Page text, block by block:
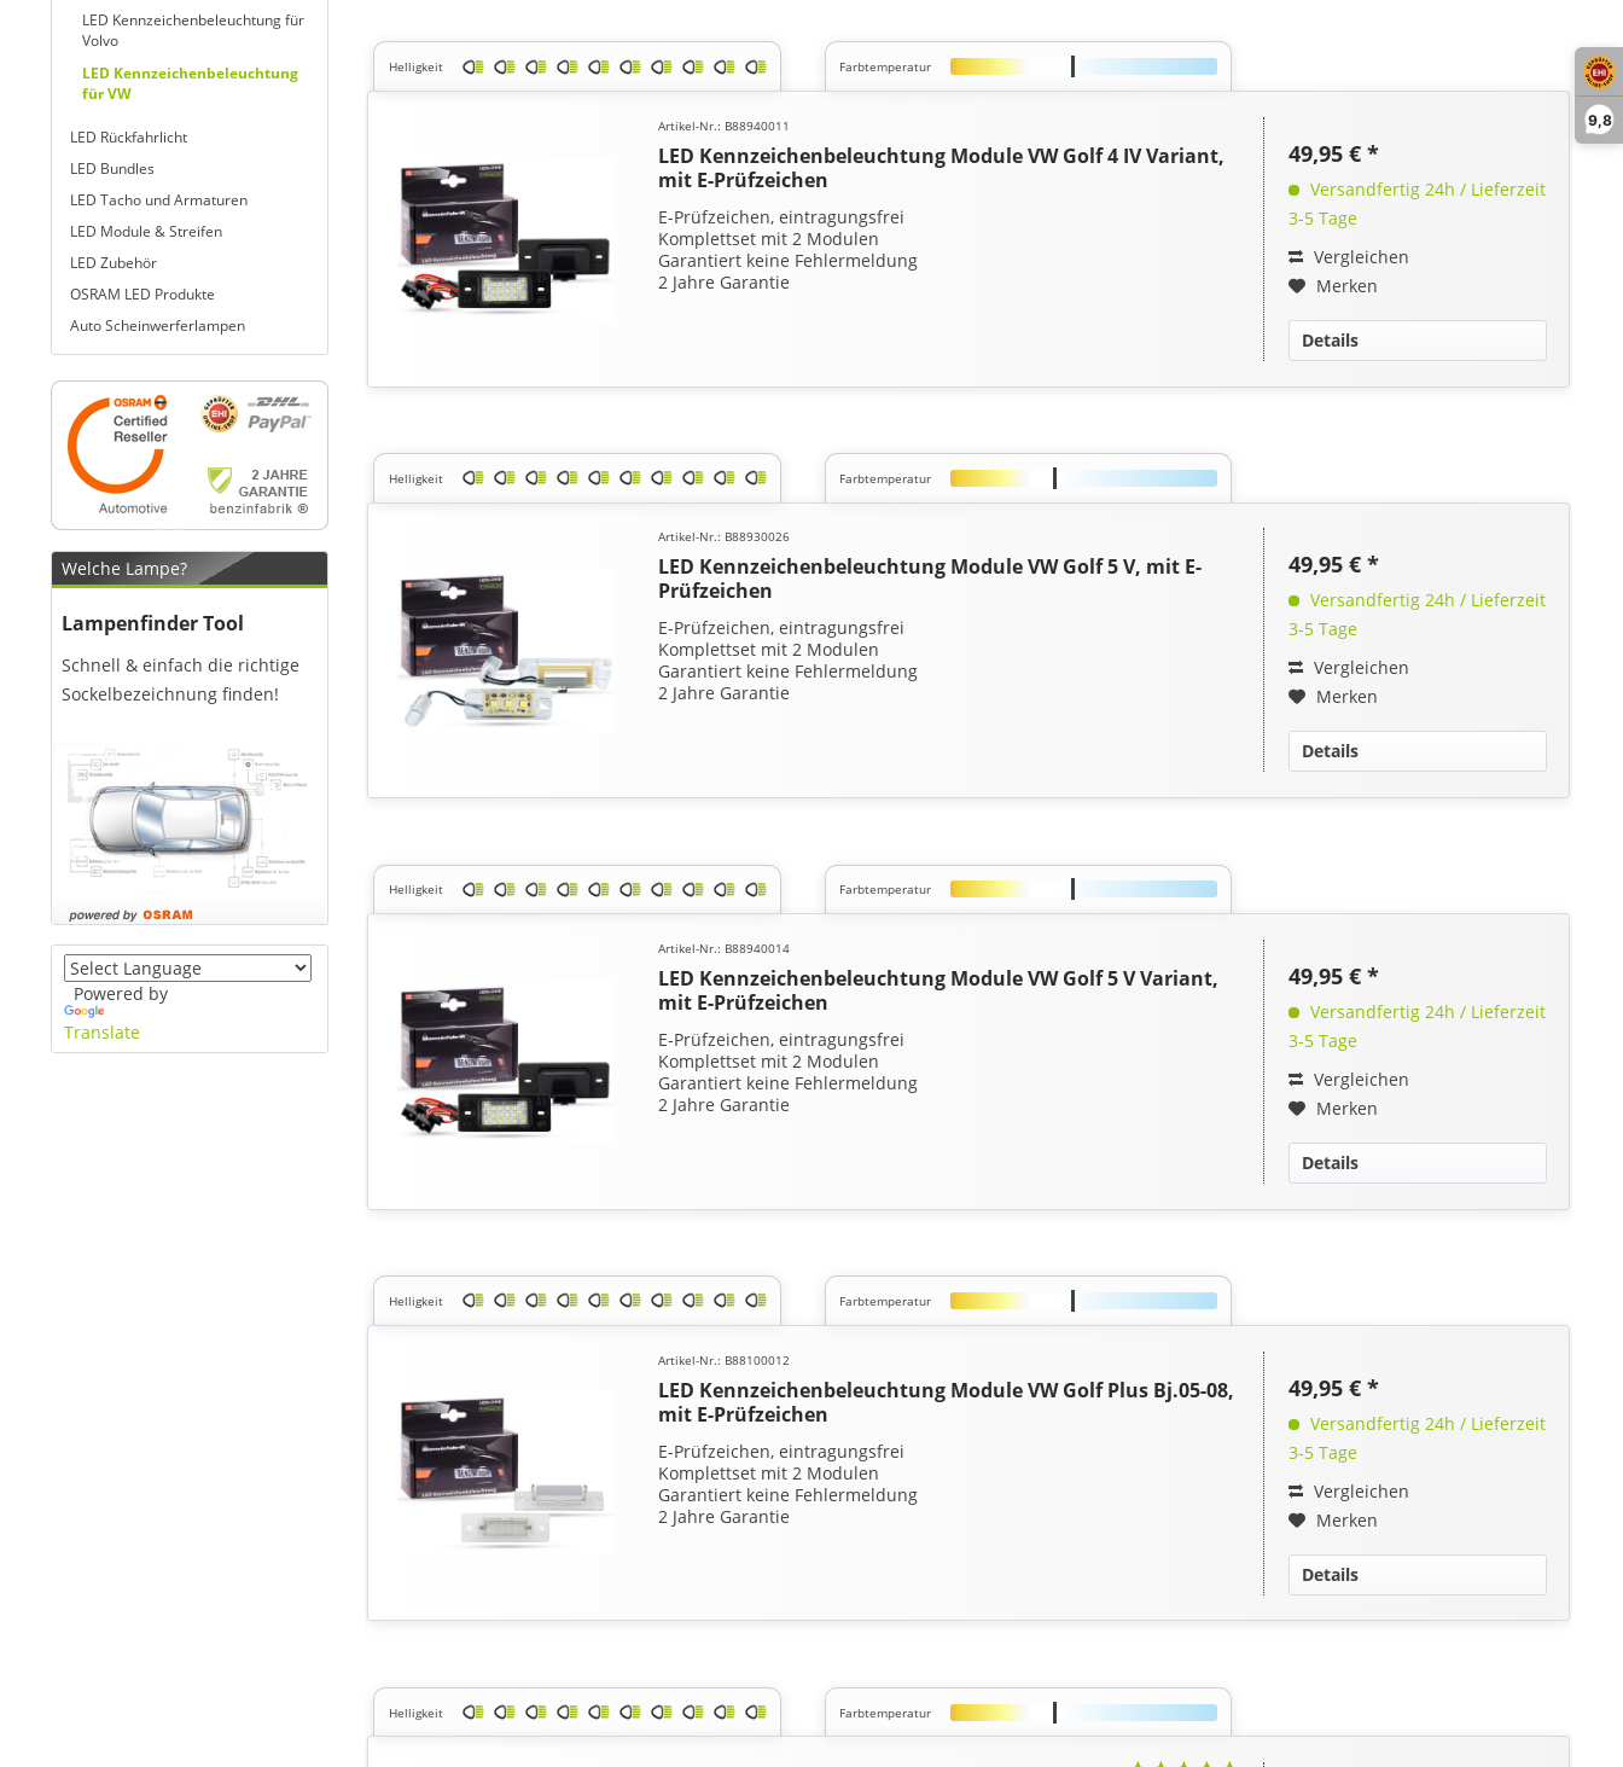
9,8
LED Kennzeichenbeleuchtung für
Volvo
LED Kennzeichenbeleuchtung
für VW
LED Rückfahrlicht
LED Bundles
LED Tacho und Armaturen
LED Module & Streifen
LED Zubehör
OSRAM LED Produkte
Auto Scheinwerferlampen
Welche Lampe?
Lampenfinder Tool
Schnell & einfach die richtige
Sockelbezeichnung finden!
Powered by
Translate
Helligkeit Farbtemperatur
Artikel-Nr.: B88940011
LED Kennzeichenbeleuchtung Module VW Golf 4 IV Variant,
mit E-Prüfzeichen
E-Prüfzeichen, eintragungsfrei
Komplettset mit 2 Modulen
Garantiert keine Fehlermeldung
2 Jahre Garantie
49,95 € *
Versandfertig 24h / Lieferzeit
3-5 Tage
Vergleichen
Merken
Details
Helligkeit Farbtemperatur
Artikel-Nr.: B88930026
LED Kennzeichenbeleuchtung Module VW Golf 5 V, mit E-
Prüfzeichen
E-Prüfzeichen, eintragungsfrei
Komplettset mit 2 Modulen
Garantiert keine Fehlermeldung
2 Jahre Garantie
49,95 € *
Versandfertig 24h / Lieferzeit
3-5 Tage
Vergleichen
Merken
Details
Helligkeit Farbtemperatur
Artikel-Nr.: B88940014
LED Kennzeichenbeleuchtung Module VW Golf 5 V Variant,
mit E-Prüfzeichen
E-Prüfzeichen, eintragungsfrei
Komplettset mit 2 Modulen
Garantiert keine Fehlermeldung
2 Jahre Garantie
49,95 € *
Versandfertig 24h / Lieferzeit
3-5 Tage
Vergleichen
Merken
Details
Helligkeit Farbtemperatur
Artikel-Nr.: B88100012
LED Kennzeichenbeleuchtung Module VW Golf Plus Bj.05-08,
mit E-Prüfzeichen
E-Prüfzeichen, eintragungsfrei
Komplettset mit 2 Modulen
Garantiert keine Fehlermeldung
2 Jahre Garantie
49,95 € *
Versandfertig 24h / Lieferzeit
3-5 Tage
Vergleichen
Merken
Details
Helligkeit Farbtemperatur